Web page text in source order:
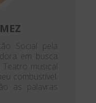
Social pela
em busca
musical
combustível.
as palavras